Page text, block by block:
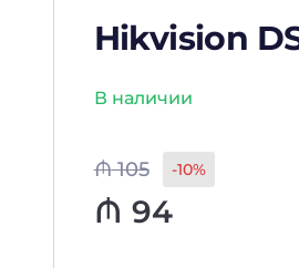
Hikvision
В наличии
₼105 -10%
₼ 94